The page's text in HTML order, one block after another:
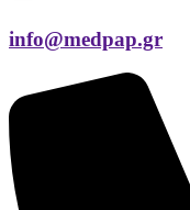
info@medpap.gr